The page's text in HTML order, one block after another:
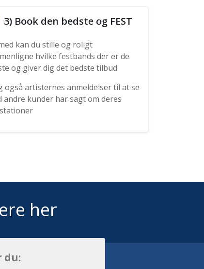
3) Book den bedste og FEST
kan du stille og roligt
hvilke festbands der er de
og giver dig det bedste tilbud
også artisternes anmeldelser til at se
andre kunder har sagt om deres
her
du: